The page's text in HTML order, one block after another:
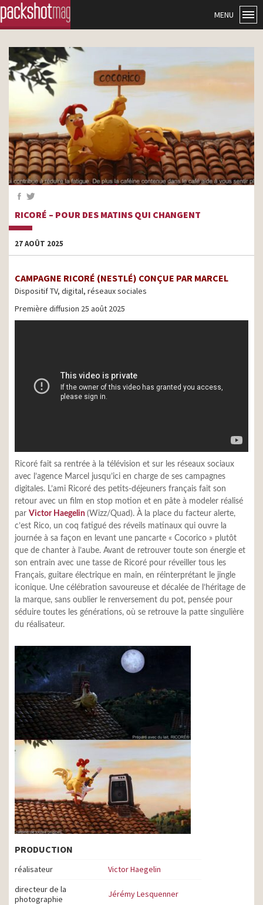
MENU
RICORÉ – POUR DES MATINS QUI CHANGENT
27 AOÛT 2025
CAMPAGNE RICORÉ (NESTLÉ) CONÇUE PAR MARCEL
Dispositif TV, digital, réseaux sociales
Première diffusion 25 août 2025
Ricoré fait sa rentrée à la télévision et sur les réseaux sociaux
avec l’agence Marcel jusqu’ici en charge de ses campagnes
digitales. L’ami Ricoré des petits-déjeuners français fait son
retour avec un film en stop motion et en pâte à modeler réalisé
par Victor Haegelin (Wizz/Quad). À la place du facteur alerte,
c’est Rico, un coq fatigué des réveils matinaux qui ouvre la
journée à sa façon en levant une pancarte « Cocorico » plutôt
que de chanter à l’aube. Avant de retrouver toute son énergie et
son entrain avec une tasse de Ricoré pour réveiller tous les
Français, guitare électrique en main, en réinterprétant le jingle
iconique. Une célébration savoureuse et décalée de l’héritage de
la marque, sans oublier le renversement du pot, pensée pour
séduire toutes les générations, où se retrouve la patte singulière
du réalisateur.
PRODUCTION
réalisateur
Victor Haegelin
directeur de la
photographie
Jérémy Lesquenner